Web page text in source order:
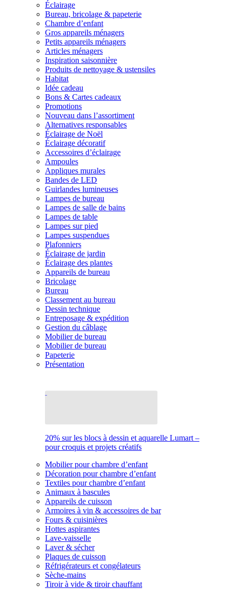
Éclairage
Bureau, bricolage & papeterie
Chambre d’enfant
Gros appareils ménagers
Petits appareils ménagers
Articles ménagers
Inspiration saisonnière
Produits de nettoyage & ustensiles
Habitat
Idée cadeau
Bons & Cartes cadeaux
Promotions
Nouveau dans l’assortiment
Alternatives responsables
Éclairage de Noël
Éclairage décoratif
Accessoires d’éclairage
Ampoules
Appliques murales
Bandes de LED
Guirlandes lumineuses
Lampes de bureau
Lampes de salle de bains
Lampes de table
Lampes sur pied
Lampes suspendues
Plafonniers
Éclairage de jardin
Éclairage des plantes
Appareils de bureau
Bricolage
Bureau
Classement au bureau
Dessin technique
Entreposage & expédition
Gestion du câblage
Mobilier de bureau
Mobilier de bureau
Papeterie
Présentation
20% sur les blocs à dessin et aquarelle Lumart –
pour croquis et projets créatifs
Mobilier pour chambre d’enfant
Décoration pour chambre d’enfant
Textiles pour chambre d’enfant
Animaux à bascules
Appareils de cuisson
Armoires à vin & accessoires de bar
Fours & cuisinières
Hottes aspirantes
Lave-vaisselle
Laver & sécher
Plaques de cuisson
Réfrigérateurs et congélateurs
Sèche-mains
Tiroir à vide & tiroir chauffant